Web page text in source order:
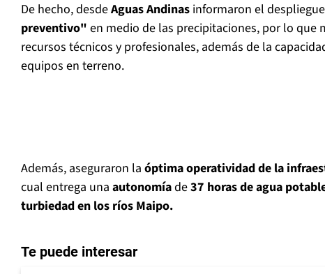
De hecho, desdeAguas Andinas informaron el
preventivo" en medio de las precipitaciones, por lo que
recursos técnicos y profesionales, además de la
equipos en terreno.
Además, aseguraron la óptima operatividad de la
cual entrega una autonomíade37 horas de agua
turbiedad en los ríos Maipo.
Te puede interesar